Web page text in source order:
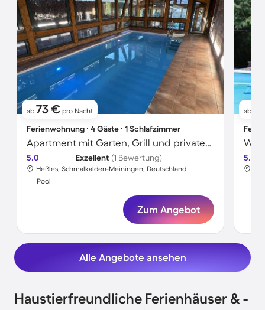
ab 73 € pro Nacht
Ferienwohnung ∙ 4 Gäste ∙ 1 Schlafzimmer
Apartment mit Garten, Grill und privatem Pool | Naturblick
5.0 Exzellent (1 Bewertung)
Heßles, Schmalkalden-Meiningen, Deutschland
Pool
Zum Angebot
ab
5.0
Alle Angebote ansehen
Haustierfreundliche Ferienhäuser & -